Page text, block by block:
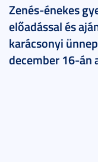
Zenés-énekes
előadással és
karácsonyi
december 16-án